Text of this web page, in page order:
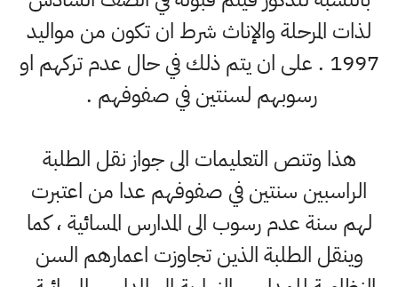
لذات المرحلة والإناث شرط ان تكون من مواليد
1997 . على ان يتم ذلك في حال عدم تركهم او
رسوبهم لسنتين في صفوفهم .
هذا وتنص التعليمات الى جواز نقل الطلبة
الراسبين سنتين في صفوفهم عدا من اعتبرت
لهم سنة عدم رسوب الى المدارس المسائية ، كما
وينقل الطلبة الذين تجاوزت اعمارهم السن